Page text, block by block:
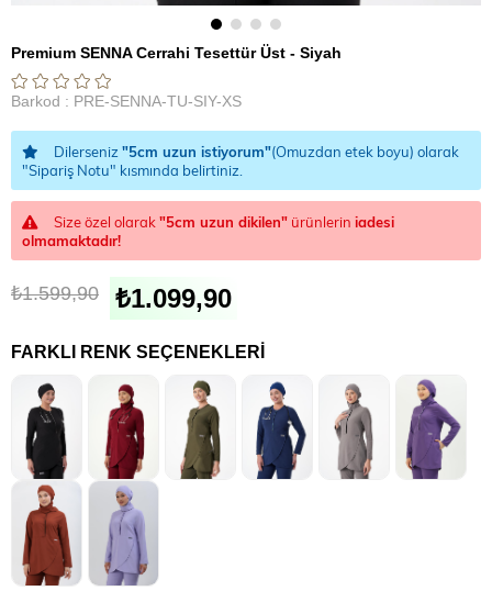
Premium SENNA Cerrahi Tesettür Üst - Siyah
Barkod : PRE-SENNA-TU-SIY-XS
Dilerseniz "5cm uzun istiyorum"(Omuzdan etek boyu) olarak
"Sipariş Notu" kısmında belirtiniz.
Size özel olarak "5cm uzun dikilen" ürünlerin iadesi
olmamaktadır!
₺1.599,90 ₺1.099,90
FARKLI RENK SEÇENEKLERI